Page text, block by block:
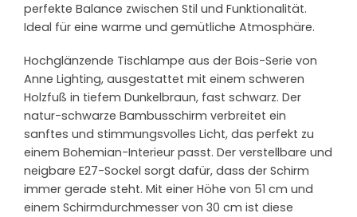
perfekte Balance zwischen Stil und Funktionalität.
Ideal für eine warme und gemütliche Atmosphäre.
Hochglänzende Tischlampe aus der Bois-Serie von
Anne Lighting, ausgestattet mit einem schweren
Holzfuß in tiefem Dunkelbraun, fast schwarz. Der
natur-schwarze Bambusschirm verbreitet ein
sanftes und stimmungsvolles Licht, das perfekt zu
einem Bohemian-Interieur passt. Der verstellbare und
neigbare E27-Sockel sorgt dafür, dass der Schirm
immer gerade steht. Mit einer Höhe von 51 cm und
einem Schirmdurchmesser von 30 cm ist diese